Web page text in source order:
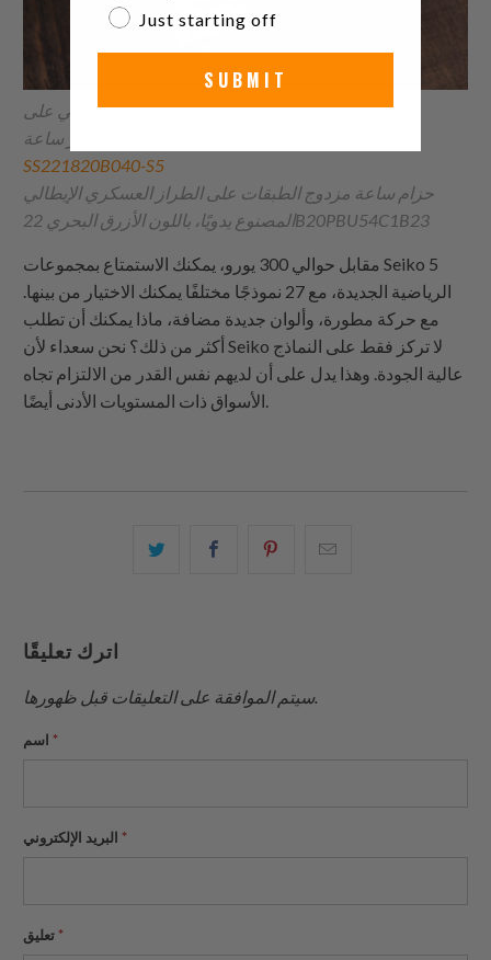
عرض توضيحي على SRPD53K1،
SS221820B040-S5
حزام ساعة مزدوج الطبقات على الطراز العسكري الإيطالي
المصنوع يدويًا، باللون الأزرق البحري 22B20PBU54C1B23
مقابل حوالي 300 يورو، يمكنك الاستمتاع بمجموعات Seiko 5
الرياضية الجديدة، مع 27 نموذجًا مختلفًا يمكنك الاختيار من بينها.
مع حركة مطورة، وألوان جديدة مضافة، ماذا يمكنك أن تطلب
أكثر من ذلك؟ نحن سعداء لأن Seiko لا تركز فقط على النماذج
عالية الجودة. وهذا يدل على أن لديهم نفس القدر من الالتزام تجاه
الأسواق ذات المستويات الأدنى أيضًا.
شارك
شارك
شارك
اترك تعليقًا
سيتم الموافقة على التعليقات قبل ظهورها.
*
*
*
Just starting off
SUBMIT